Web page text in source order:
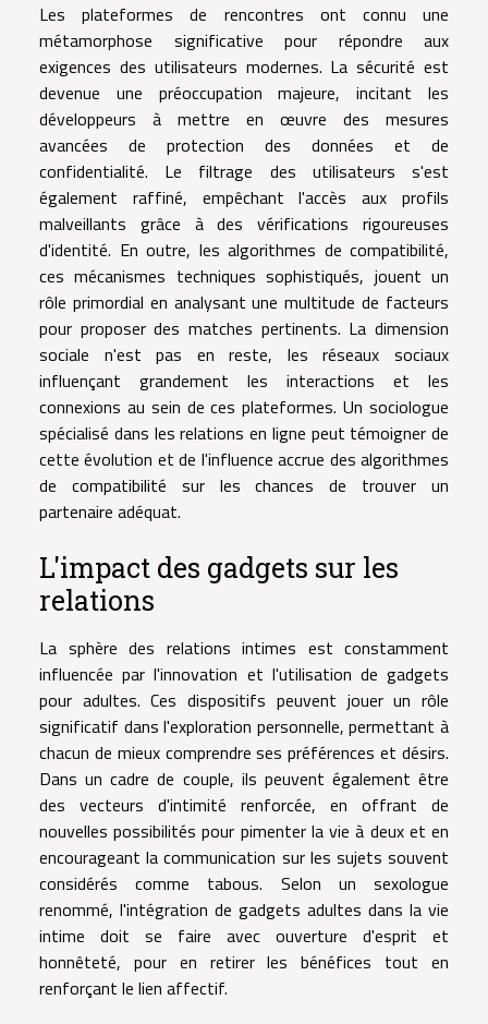
Les plateformes de rencontres ont connu une
métamorphose significative pour répondre aux
exigences des utilisateurs modernes. La sécurité est
devenue une préoccupation majeure, incitant les
développeurs à mettre en œuvre des mesures
avancées de protection des données et de
confidentialité. Le filtrage des utilisateurs s'est
également raffiné, empêchant l'accès aux profils
malveillants grâce à des vérifications rigoureuses
d'identité. En outre, les algorithmes de compatibilité,
ces mécanismes techniques sophistiqués, jouent un
rôle primordial en analysant une multitude de facteurs
pour proposer des matches pertinents. La dimension
sociale n'est pas en reste, les réseaux sociaux
influençant grandement les interactions et les
connexions au sein de ces plateformes. Un sociologue
spécialisé dans les relations en ligne peut témoigner de
cette évolution et de l'influence accrue des algorithmes
de compatibilité sur les chances de trouver un
partenaire adéquat.
L'impact des gadgets sur les
relations
La sphère des relations intimes est constamment
influencée par l'innovation et l'utilisation de gadgets
pour adultes. Ces dispositifs peuvent jouer un rôle
significatif dans l'exploration personnelle, permettant à
chacun de mieux comprendre ses préférences et désirs.
Dans un cadre de couple, ils peuvent également être
des vecteurs d'intimité renforcée, en offrant de
nouvelles possibilités pour pimenter la vie à deux et en
encourageant la communication sur les sujets souvent
considérés comme tabous. Selon un sexologue
renommé, l'intégration de gadgets adultes dans la vie
intime doit se faire avec ouverture d'esprit et
honnêteté, pour en retirer les bénéfices tout en
renforçant le lien affectif.